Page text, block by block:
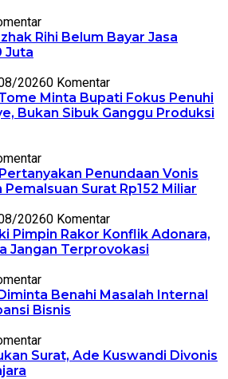
Rihi Belum Bayar Jasa
Juta
20260 Komentar
Minta Bupati Fokus Penuhi
Bukan Sibuk Ganggu Produksi
Penundaan Vonis
Pemalsuan Surat Rp152 Miliar
20260 Komentar
Pimpin Rakor Konflik Adonara,
Jangan Terprovokasi
Benahi Masalah Internal
Bisnis
Surat, Ade Kuswandi Divonis